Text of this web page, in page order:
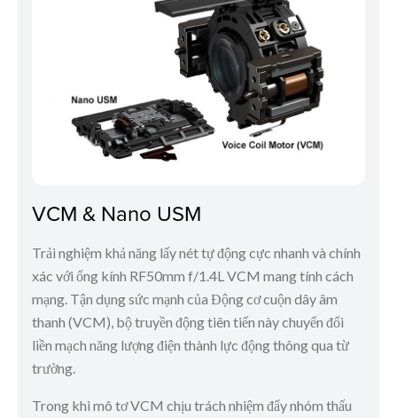
VCM & Nano USM
Trải nghiệm khả năng lấy nét tự động cực nhanh và chính
xác với ống kính RF50mm f/1.4L VCM mang tính cách
mạng. Tận dụng sức mạnh của Động cơ cuộn dây âm
thanh (VCM), bộ truyền động tiên tiến này chuyển đổi
liền mạch năng lượng điện thành lực động thông qua từ
trường.
Trong khi mô tơ VCM chịu trách nhiệm đẩy nhóm thấu